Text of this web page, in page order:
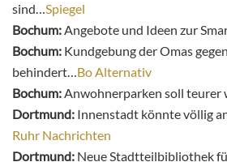
sind…Spiegel
Bochum:Angebote und Ideen zur
Bochum: Kundgebung der Omas
behindert…Bo Alternativ
Bochum:Anwohnerparken soll teurer
Dortmund: Innenstadt könnte völlig
Ruhr Nachrichten
Dortmund: Neue Stadtteilbibliothek